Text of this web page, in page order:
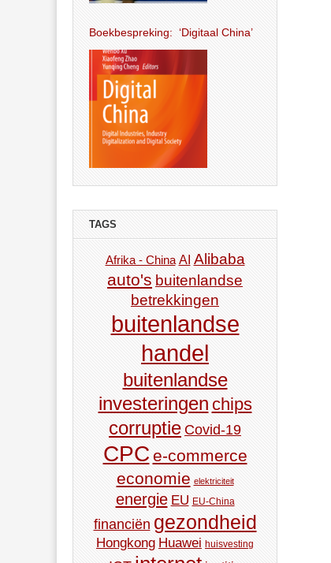
Boekbespreking: ‘Digitaal China’
TAGS
Afrika - China AI Alibaba
auto's buitenlandse
betrekkingen
buitenlandse
handel
buitenlandse
investeringen chips
corruptie Covid-19
CPC e-commerce
economie elektriciteit
energie EU EU-China
financiën gezondheid
Hongkong Huawei huisvesting